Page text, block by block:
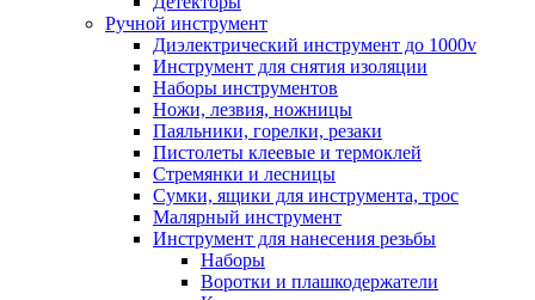
Ручной инструмент
Диэлектрический инструмент до 1000v
Инструмент для снятия изоляции
Наборы инструментов
Ножи, лезвия, ножницы
Паяльники, горелки, резаки
Пистолеты клеевые и термоклей
Стремянки и лесницы
Сумки, ящики для инструмента, трос
Малярный инструмент
Инструмент для нанесения резьбы
Наборы
Воротки и плашкодержатели